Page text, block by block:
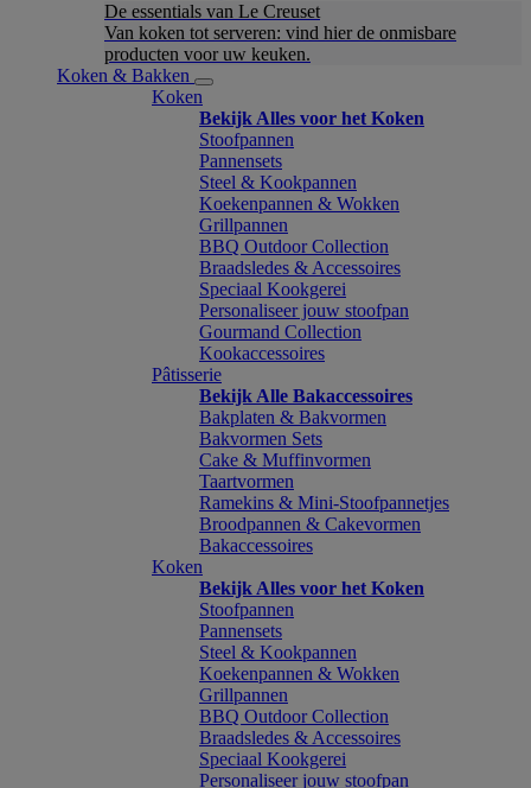
De essentials van Le Creuset
Van koken tot serveren: vind hier de onmisbare
producten voor uw keuken.
Koken & Bakken
Koken
Bekijk Alles voor het Koken
Stoofpannen
Pannensets
Steel & Kookpannen
Koekenpannen & Wokken
Grillpannen
BBQ Outdoor Collection
Braadsledes & Accessoires
Speciaal Kookgerei
Personaliseer jouw stoofpan
Gourmand Collection
Kookaccessoires
Pâtisserie
Bekijk Alle Bakaccessoires
Bakplaten & Bakvormen
Bakvormen Sets
Cake & Muffinvormen
Taartvormen
Ramekins & Mini-Stoofpannetjes
Broodpannen & Cakevormen
Bakaccessoires
Koken
Bekijk Alles voor het Koken
Stoofpannen
Pannensets
Steel & Kookpannen
Koekenpannen & Wokken
Grillpannen
BBQ Outdoor Collection
Braadsledes & Accessoires
Speciaal Kookgerei
Personaliseer jouw stoofpan